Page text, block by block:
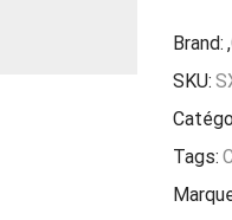
Brand: ,
SKU:
Tags: